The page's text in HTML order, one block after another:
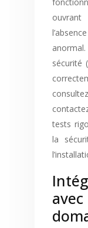
sécurité
tests
la